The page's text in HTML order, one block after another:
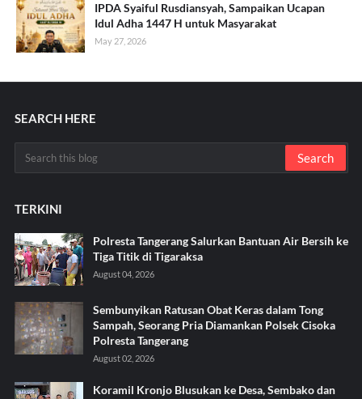
IPDA Syaiful Rusdiansyah, Sampaikan Ucapan
Idul Adha 1447 H untuk Masyarakat
May 27, 2026
SEARCH HERE
TERKINI
Polresta Tangerang Salurkan Bantuan Air Bersih ke
Tiga Titik di Tigaraksa ‎
August 04, 2026
Sembunyikan Ratusan Obat Keras dalam Tong
Sampah, Seorang Pria Diamankan Polsek Cisoka
Polresta Tangerang
August 02, 2026
Koramil Kronjo Blusukan ke Desa, Sembako dan